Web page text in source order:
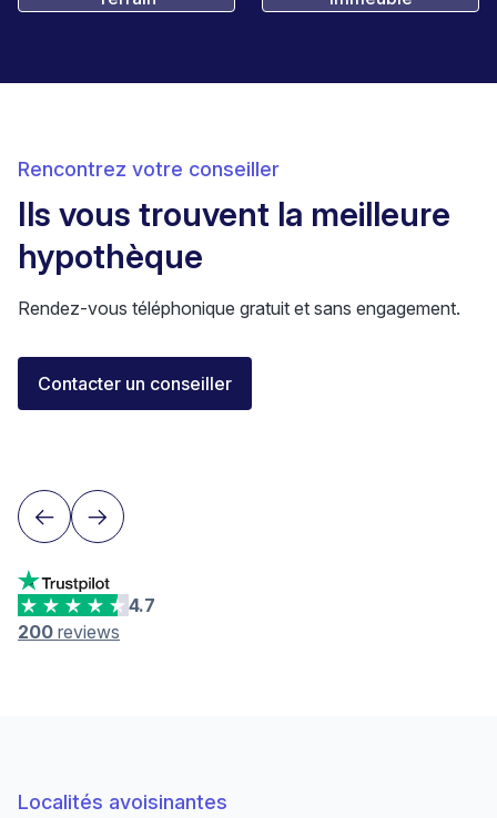
Rencontrez votre conseiller
Ils vous trouvent la meilleure
hypothèque
Rendez-vous téléphonique gratuit et sans engagement.
Contacter un conseiller
Florent Buser
Area Sales Director Romandie
4.7
200 reviews
Localités avoisinantes